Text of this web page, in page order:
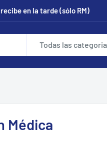
en la tarde (sólo RM)
Todas las
Médica